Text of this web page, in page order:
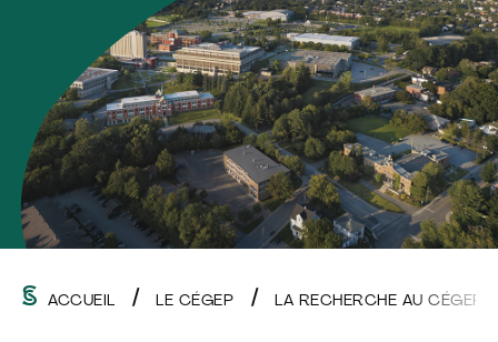
ACCUEIL LE CÉGEP LA RECHERCHE AU CÉGEP